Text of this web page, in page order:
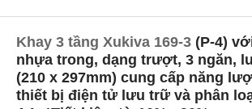
Khay 3 tầng Xukiva 169-3 (P-4)
nhựa trong, dạng trượt, 3 ngăn,
(210 x 297mm) cung cấp năng
thiết bị điện tử lưu trữ và phân